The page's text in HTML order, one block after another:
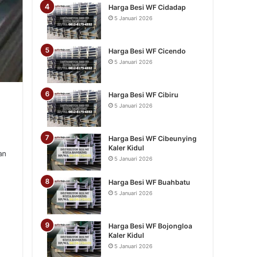
Harga Besi WF Cidadap
5 Januari 2026
Harga Besi WF Cicendo
5 Januari 2026
Harga Besi WF Cibiru
5 Januari 2026
Harga Besi WF Cibeunying
Kaler Kidul
5 Januari 2026
Harga Besi WF Buahbatu
5 Januari 2026
Harga Besi WF Bojongloa
Kaler Kidul
5 Januari 2026